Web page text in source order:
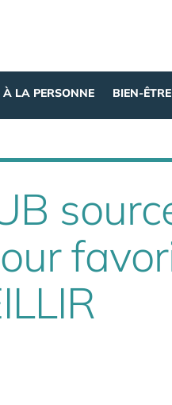
À LA PERSONNE BIEN-ÊTRE